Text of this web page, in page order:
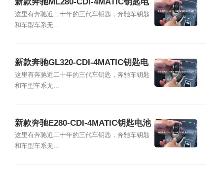
新款奔驰ML280-CDI-4MATIC钥匙电
池怎么换
这里有奔驰近二十年的三代车钥匙，奔驰车钥匙
和车型车系无...
新款奔驰GL320-CDI-4MATIC钥匙电
池怎么换
这里有奔驰近二十年的三代车钥匙，奔驰车钥匙
和车型车系无...
新款奔驰E280-CDI-4MATIC钥匙电池
怎么换
这里有奔驰近二十年的三代车钥匙，奔驰车钥匙
和车型车系无...